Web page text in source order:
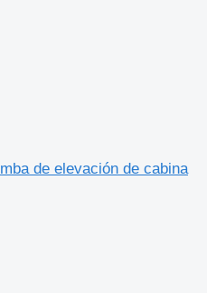
de elevación de cabina